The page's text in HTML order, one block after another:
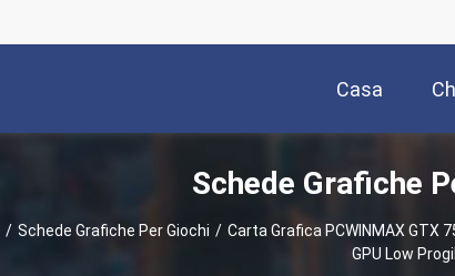
Casa
Schede Grafiche
/ Schede Grafiche Per Giochi / Carta Grafica PCWINMAX GTX
GPU Low